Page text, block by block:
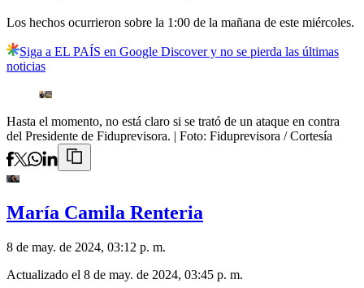
Los hechos ocurrieron sobre la 1:00 de la mañana de este miércoles.
Siga a EL PAÍS en Google Discover y no se pierda las últimas
noticias
Hasta el momento, no está claro si se trató de un ataque en contra
del Presidente de Fiduprevisora. | Foto: Fiduprevisora / Cortesía
María Camila Renteria
8 de may. de 2024, 03:12 p. m.
Actualizado el 8 de may. de 2024, 03:45 p. m.